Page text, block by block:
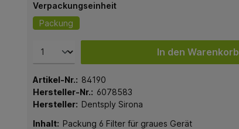
Verpackungseinheit
Packung
In den Warenkorb
Artikel-Nr.: 84190
Hersteller-Nr.: 6078583
Hersteller: Dentsply Sirona
Inhalt: Packung 6 Filter für graues Gerät